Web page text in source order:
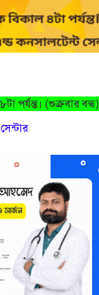
পর্যন্ত। (শুক্রবার বন্ধ)